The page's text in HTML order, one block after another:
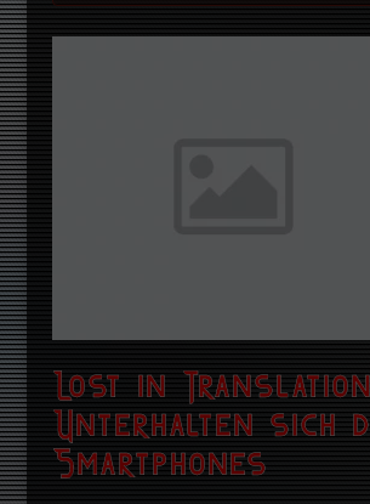
Lost in
Unterhalten sich
Smartphones